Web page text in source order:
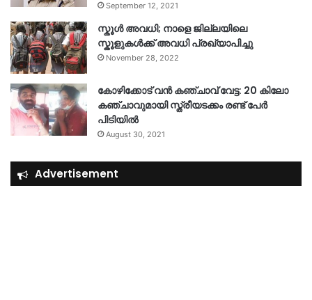
September 12, 2021
സ്കൂൾ അവധി; നാളെ ജില്ലയിലെ
സ്കൂളുകൾക്ക് അവധി പ്രഖ്യാപിച്ചു
November 28, 2022
കോഴിക്കോട് വൻ കഞ്ചാവ് വേട്ട: 20 കിലോ
കഞ്ചാവുമായി സ്ത്രീയടക്കം രണ്ട് പേർ
പിടിയിൽ
August 30, 2021
Advertisement